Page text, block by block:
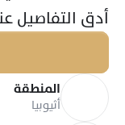
أدق التفاصيل
المنطقة
أثيوبيا